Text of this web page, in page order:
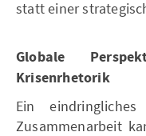
statt einer
Globale
Krisenrhetorik
Ein
Zusammenarbeit